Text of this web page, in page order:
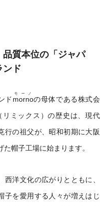
質本位の「ジャパ
ンド
ド morno
モーノ
の母体である株式会
リミックス）の歴史は、現代
行の祖父が、昭和初期に大阪
た帽子工場に始まります。
西洋文化の広がりとともに、
子を愛用する人々が増えはじ